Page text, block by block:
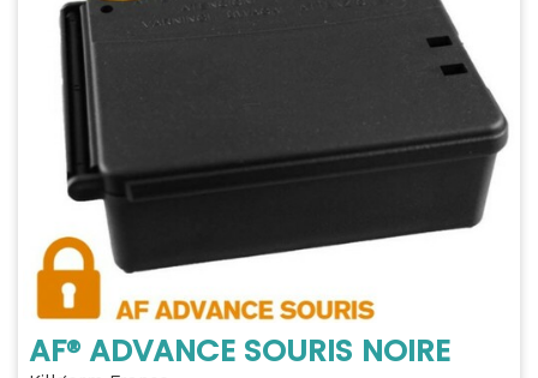
AF® ADVANCE SOURIS NOIRE